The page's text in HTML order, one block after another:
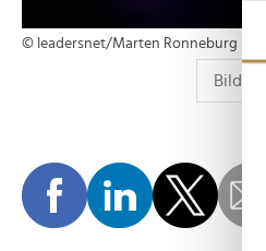
© leadersnet/Marten Ronneburg